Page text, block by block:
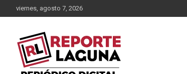
al
viernes, agosto 7, 2026